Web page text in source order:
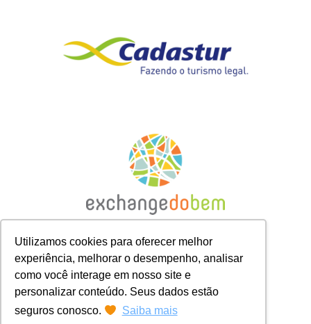
Utilizamos cookies para oferecer melhor
experiência, melhorar o desempenho, analisar
como você interage em nosso site e
personalizar conteúdo. Seus dados estão
seguros conosco.
Saiba mais